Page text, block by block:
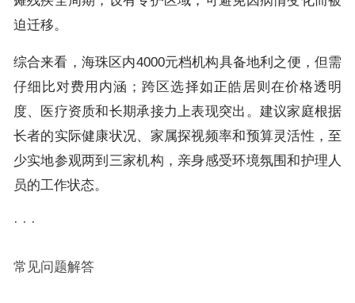
迫迁移。
综合来看，海珠区内4000元档机构具备地利之便，但需
仔细比对费用内涵；跨区选择如正皓居则在价格透明
度、医疗资质和长期承接力上表现突出。建议家庭根据
长者的实际健康状况、家属探视频率和预算灵活性，至
少实地参观两到三家机构，亲身感受环境氛围和护理人
员的工作状态。
· · ·
常见问题解答